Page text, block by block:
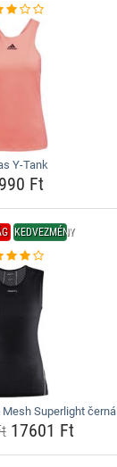
Y-Tank
Ft
KEDVEZMÉNY
Superlight černá
17601 Ft